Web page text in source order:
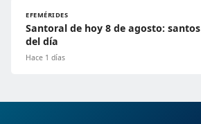
EFEMÉRIDES
Santoral de hoy 8 de agosto:
del día
Hace 1 días